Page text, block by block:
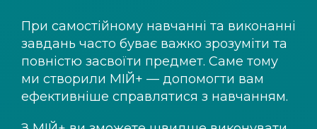
При самостійному навчанні та виконанні
завдань часто буває важко зрозуміти та
повністю засвоїти предмет. Саме тому
ми створили МІЙ+ — допомогти вам
ефективніше справлятися з навчанням.